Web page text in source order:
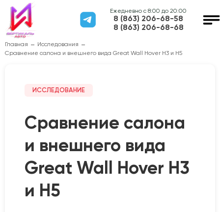
Ежедневно с 8:00 до 20:00
8 (863) 206-68-58
8 (863) 206-68-68
Главная
Исследования
Сравнение салона и внешнего вида Great Wall Hover H3 и H5
ИССЛЕДОВАНИЕ
Сравнение салона
и внешнего вида
Great Wall Hover H3
и H5